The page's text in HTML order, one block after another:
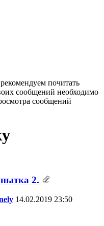
почитать
сообщений необходимо
сообщений
2.
14.02.2019 23:50